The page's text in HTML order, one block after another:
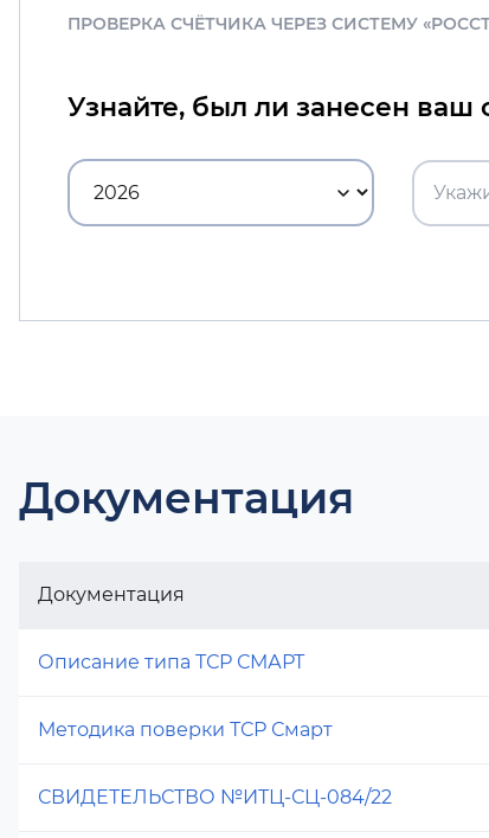
ПРОВЕРКА СЧЁТЧИКА ЧЕРЕЗ СИСТЕМУ
Узнайте, был ли занесен ваш
Документация
Документация
Описание типа ТСР СМАРТ
Методика поверки ТСР Смарт
СВИДЕТЕЛЬСТВО №ИТЦ-СЦ-084/22